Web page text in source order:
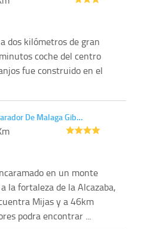
dos kilómetros de gran
coche del centro
fue construido en el
De Malaga Gib…
en un monte
la fortaleza de la Alcazaba,
Mijas y a 46km
podra encontrar ...